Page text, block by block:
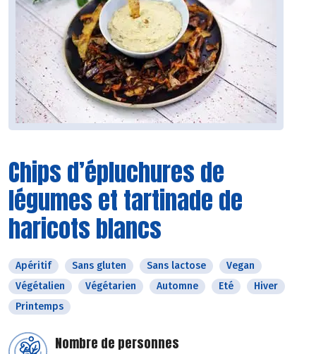
Chips d’épluchures de
légumes et tartinade de
haricots blancs
Apéritif Sans gluten Sans lactose
Vegan
Végétalien
Végétarien Automne Eté
Hiver
Printemps
Nombre de personnes